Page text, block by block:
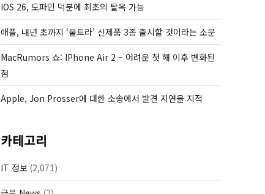
IOS 26, 도파민 덕분에 최초의 탈옥 가능
애플, 내년 초까지 ‘울트라’ 신제품 3종 출시할 것이라는 소문
MacRumors 쇼: IPhone Air 2 – 어려운 첫 해 이후 변화된
점
Apple, Jon Prosser에 대한 소송에서 발견 지연을 지적
카테고리
IT 정보 (2,071)